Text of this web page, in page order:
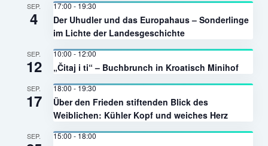
SEP.
4
17:00-19:30
Der Uhudler und das Europahaus – Sonderlinge
im Lichte der Landesgeschichte
SEP.
12
10:00-12:00
„Čitaj i ti“ – Buchbrunch in Kroatisch Minihof
SEP.
17
18:00-19:30
Über den Frieden stiftenden Blick des
Weiblichen: Kühler Kopf und weiches Herz
SEP. 15:00-18:00